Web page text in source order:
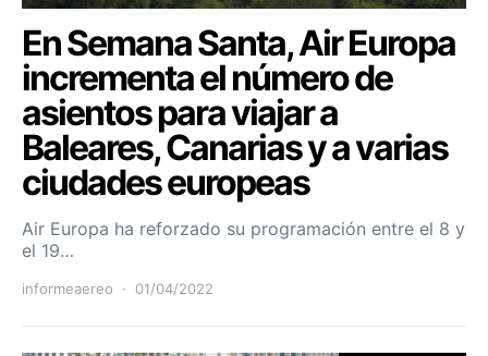
En Semana Santa, Air Europa
incrementa el número de
asientos para viajar a
Baleares, Canarias y a varias
ciudades europeas
Air Europa ha reforzado su programación entre el 8 y
el 19…
informeaereo 01/04/2022